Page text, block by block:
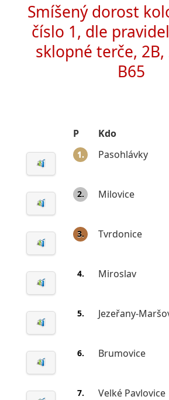
Smíšený dorost
číslo 1, dle
sklopné terče, 2B,
B65
P Kdo
1. Pasohlávky
2. Milovice
3. Tvrdonice
4. Miroslav
5. Jezeřany-
6. Brumovice
7. Velké Pavlovice